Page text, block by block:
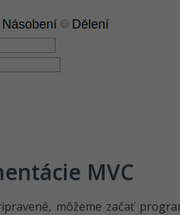
MVC
môžeme začať